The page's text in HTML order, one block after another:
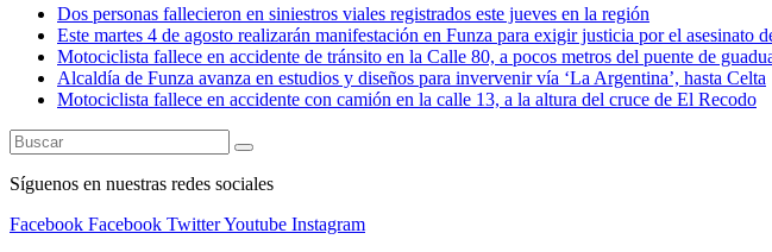
Dos personas fallecieron en siniestros viales registrados este jueves en la región
Este martes 4 de agosto realizarán manifestación en Funza para exigir justicia por el asesinato
Motociclista fallece en accidente de tránsito en la Calle 80, a pocos metros del puente de
Alcaldía de Funza avanza en estudios y diseños para invervenir vía ‘La Argentina’, hasta Celta
Motociclista fallece en accidente con camión en la calle 13, a la altura del cruce de El Recodo
Síguenos en nuestras redes sociales
Facebook Facebook TwitterYoutube Instagram